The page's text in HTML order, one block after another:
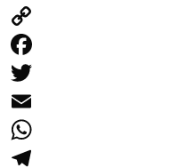
Copy
Link
Facebook
Twitter
Email
WhatsApp